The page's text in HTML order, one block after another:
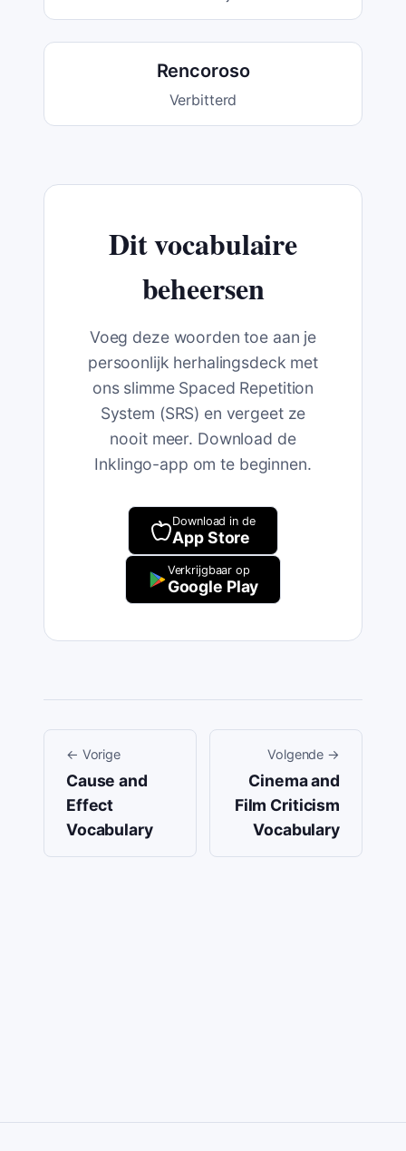
Rencoroso
Verbitterd
Dit vocabulaire
beheersen
Voeg deze woorden toe aan je
persoonlijk herhalingsdeck met
ons slimme Spaced Repetition
System (SRS) en vergeet ze
nooit meer. Download de
Inklingo-app om te beginnen.
Download in de
App Store
Verkrijgbaar op
Google Play
← Vorige
Cause and
Effect
Vocabulary
Volgende →
Cinema and
Film Criticism
Vocabulary